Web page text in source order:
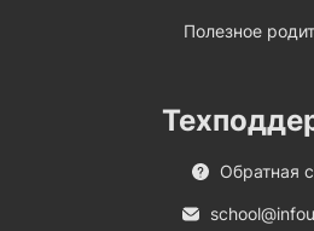
Полезное
Обратная